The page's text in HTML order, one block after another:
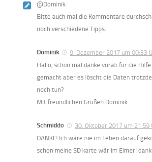
@Dominik:
Bitte auch mal die Kommentare
noch verschiedene Tipps.
Dominik
9. Dezember 2017 um 00:33
Hallo, schon mal danke vorab für die
gemacht aber es löscht die Daten
noch tun?
Mit freundlichen Grüßen Dominik
Schmiddo
30. Oktober 2017 um 21:59
DANKE! Ich wäre nie im Leben darauf
schon meine SD karte wär im Eimer!